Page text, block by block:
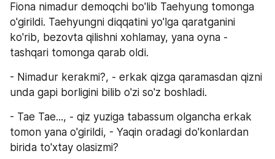
Fiona nimadur demoqchi bo'lib Taehyung tomonga
o'girildi. Taehyungni diqqatini yo'lga qaratganini
ko'rib, bezovta qilishni xohlamay, yana oyna -
tashqari tomonga qarab oldi.
- Nimadur kerakmi?, - erkak qizga qaramasdan qizni
unda gapi borligini bilib o'zi so'z boshladi.
- Tae Tae..., - qiz yuziga tabassum olgancha erkak
tomon yana o'girildi, - Yaqin oradagi do'konlardan
birida to'xtay olasizmi?